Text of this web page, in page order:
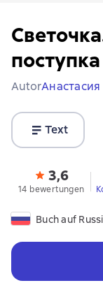
поступка
Autor
Text
3,6
14 bewertungen
Buch auf